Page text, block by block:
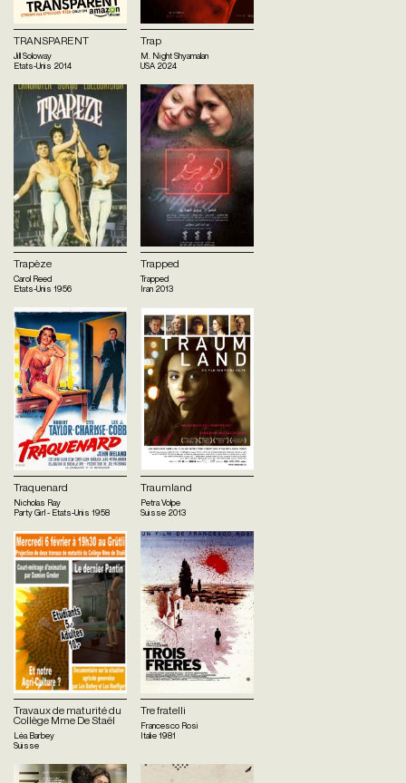
TRANSPARENT
Jill Soloway
Etats-Unis 2014
Trap
M. Night Shyamalan
USA 2024
Trapèze
Carol Reed
Etats-Unis 1956
Trapped
Trapped
Iran 2013
Traquenard
Nicholas Ray
Party Girl - Etats-Unis 1958
Traumland
Petra Volpe
Suisse 2013
Travaux de maturité du
Collège Mme De Staël
Léa Barbey
Suisse
Tre fratelli
Francesco Rosi
Italie1981